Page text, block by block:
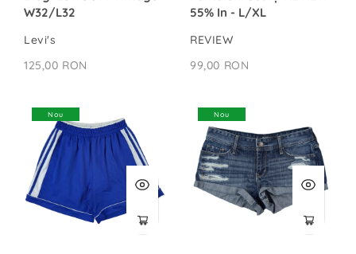
W32/L32
Levi's
125,00 RON
55% In - L/XL
REVIEW
99,00 RON
Nou Nou